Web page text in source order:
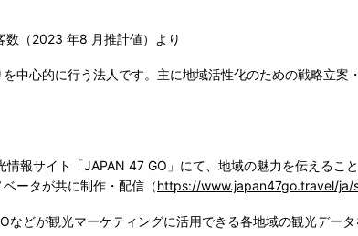
（2023 年8 月推計値）より
中心的に行う法人です。主に地域活性化のための戦略立案
報サイト「JAPAN 47 GO」にて、地域の魅力を伝えるこ
ータが共に制作・配信（https://www.japan47go.travel/ja/
どが観光マーケティングに活用できる各地域の観光データ